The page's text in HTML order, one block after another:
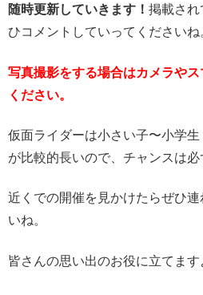
随時更新していきます！ 掲載され
ひコメントしていってくださいね
写真撮影をする場合はカメラや
ください。
仮面ライダーは小さい子〜小学
が比較的長いので、チャンスは必
近くでの開催を見かけたらぜひ
いね。
皆さんの思い出のお役に立てます